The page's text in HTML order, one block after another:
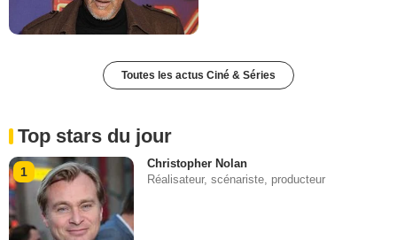
Toutes les actus Ciné & Séries
Top stars du jour
1
Christopher Nolan
Réalisateur, scénariste, producteur